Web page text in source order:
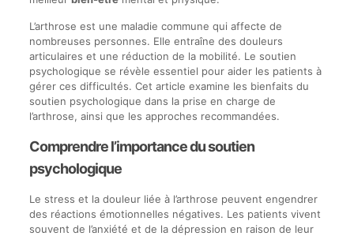
L’arthrose est une maladie commune qui affecte de
nombreuses personnes. Elle entraîne des douleurs
articulaires et une réduction de la mobilité. Le soutien
psychologique se révèle essentiel pour aider les patients à
gérer ces difficultés. Cet article examine les bienfaits du
soutien psychologique dans la prise en charge de
l’arthrose, ainsi que les approches recommandées.
Comprendre l’importance du soutien
psychologique
Le stress et la douleur liée à l’arthrose peuvent engendrer
des réactions émotionnelles négatives. Les patients vivent
souvent de l’anxiété et de la dépression en raison de leur